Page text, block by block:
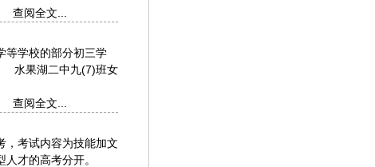
查阅全文...
等学校的部分初三学
水果湖二中九(7)班女
查阅全文...
，考试内容为技能加文
人才的高考分开。